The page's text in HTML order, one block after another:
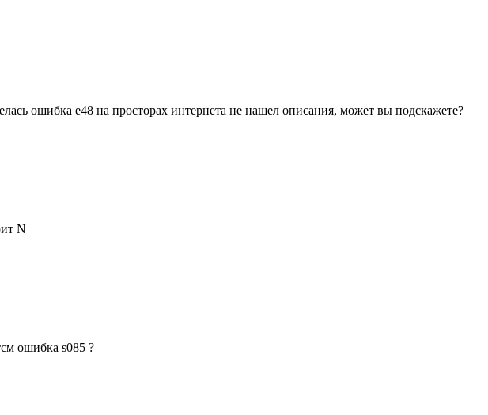
ошибка e48 на просторах интернета не нашел описания, может вы подскажете?
N
ошибка s085 ?